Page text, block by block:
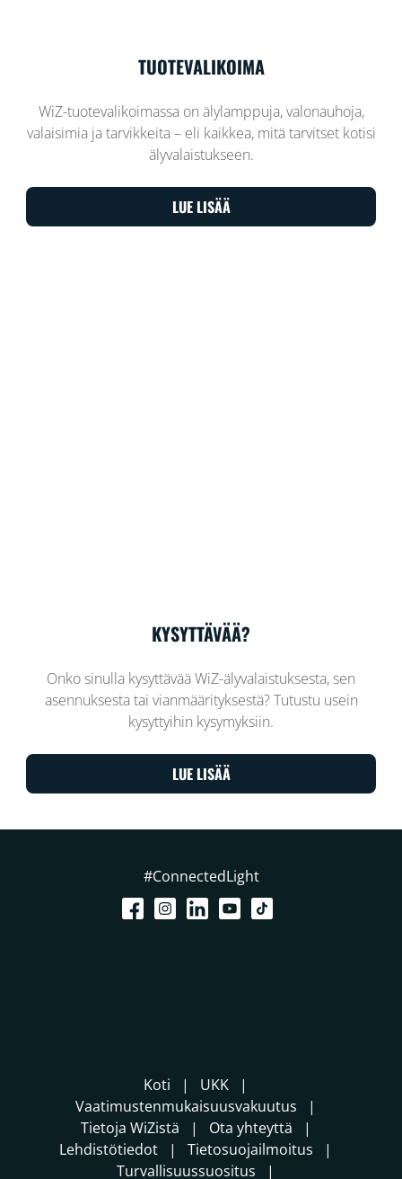
TUOTEVALIKOIMA
WiZ-tuotevalikoimassa on älylamppuja, valonauhoja,
valaisimia ja tarvikkeita – eli kaikkea, mitä tarvitset kotisi
älyvalaistukseen.
LUE LISÄÄ
KYSYTTÄVÄÄ?
Onko sinulla kysyttävää WiZ-älyvalaistuksesta, sen
asennuksesta tai vianmäärityksestä? Tutustu usein
kysyttyihin kysymyksiin.
LUE LISÄÄ
#ConnectedLight
Koti
UKK
Vaatimustenmukaisuusvakuutus
Tietoja WiZistä
Ota yhteyttä
Lehdistötiedot
Tietosuojailmoitus
Turvallisuussuositus